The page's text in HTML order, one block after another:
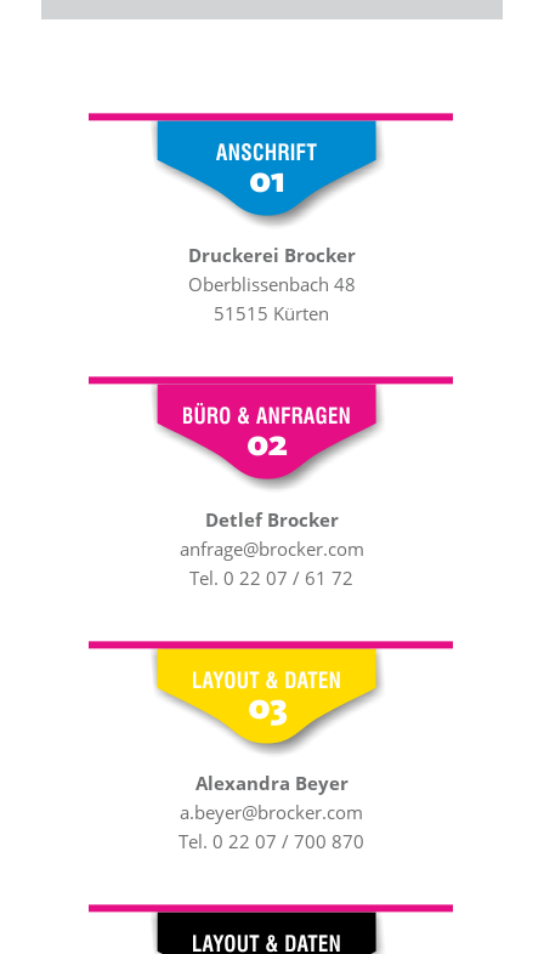
Druckerei Brocker
Oberblissenbach 48
51515 Kürten
Detlef Brocker
anfrage@brocker.com
Tel. 0 22 07 / 61 72
Alexandra Beyer
a.beyer@brocker.com
Tel. 0 22 07 / 700 870